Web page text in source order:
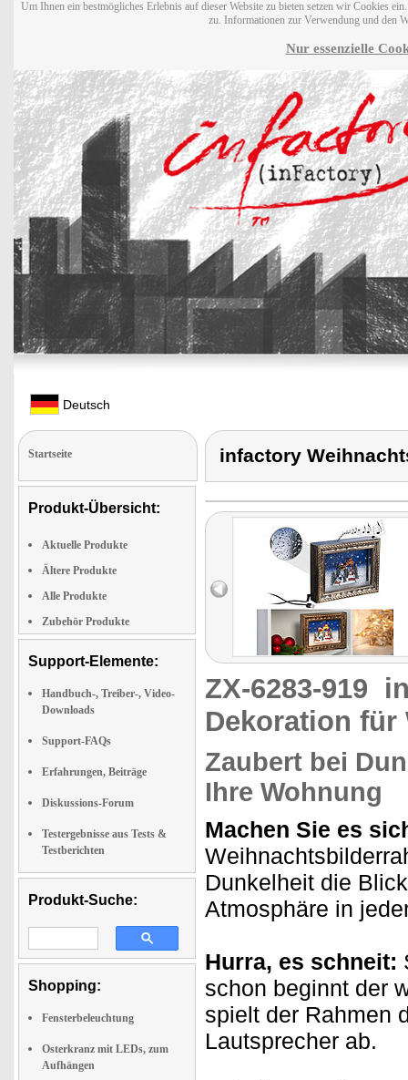
Um Ihnen ein bestmögliches Erlebnis auf dieser Website zu bieten setzen wir Cookies
zu. Informationen zur Verwendung und den
Nur essenzielle
Deutsch
Startseite
Produkt-Übersicht:
Aktuelle Produkte
Ältere Produkte
Alle Produkte
Zubehör Produkte
Support-Elemente:
Handbuch-, Treiber-, Video-
Downloads
Support-FAQs
Erfahrungen, Beiträge
Diskussions-Forum
Testergebnisse aus Tests &
Testberichten
Produkt-Suche:
Shopping:
Fensterbeleuchtung
Osterkranz mit LEDs, zum
Aufhängen
infactory
ZX-6283-919
Dekoration für
Zaubert bei
Ihre Wohnung
Machen Sie es
Dunkelheit die
Atmosphäre in
Hurra, es schneit:
schon beginnt der
spielt der Rahmen
Lautsprecher ab.